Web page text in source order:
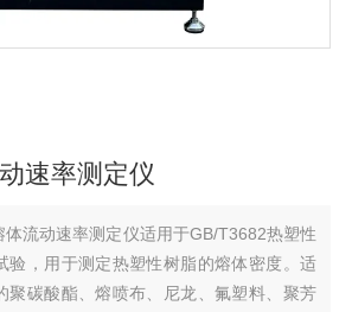
速率测定仪
体流动速率测定仪适用于GB/T3682热塑性
验，用于测定热塑性树脂的熔体密度。适
聚碳酸酯、熔喷布、尼龙、氟塑料、聚芳